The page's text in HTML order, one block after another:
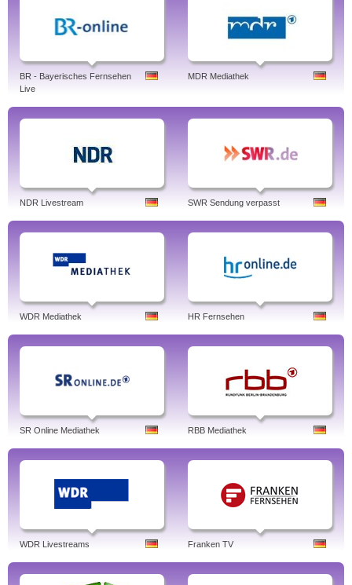
BR - Bayerisches Fernsehen
Live
MDR Mediathek
NDR Livestream SWR Sendung verpasst
WDR Mediathek HR Fernsehen
SR Online Mediathek RBB Mediathek
WDR Livestreams Franken TV